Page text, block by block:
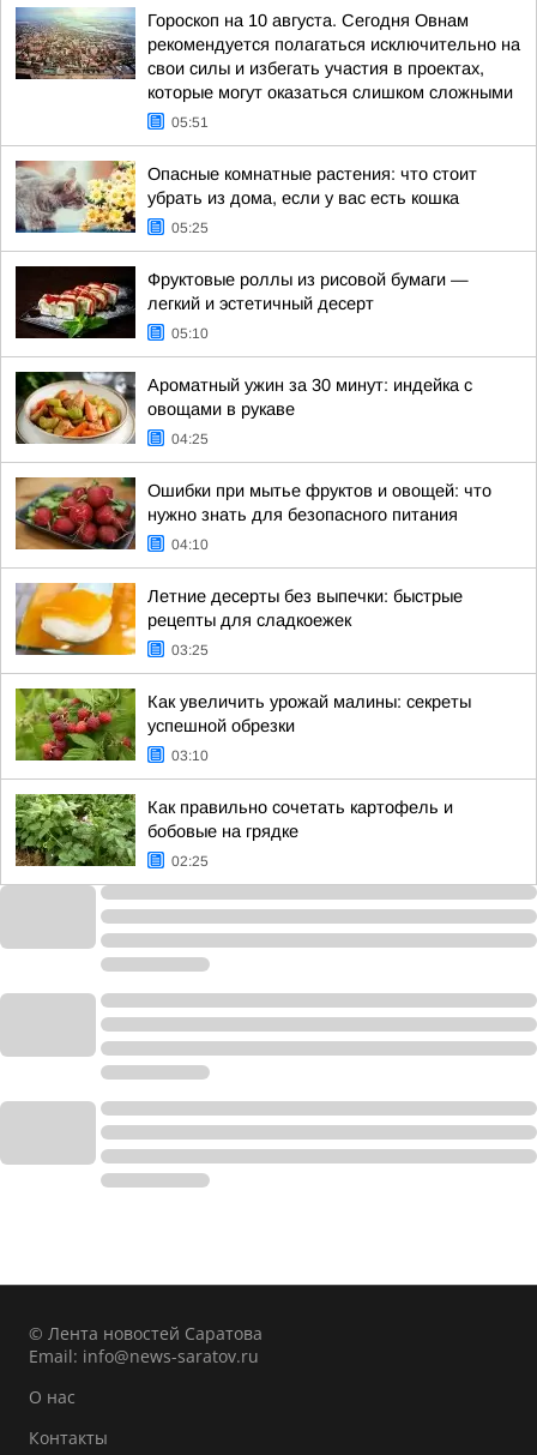
Гороскоп на 10 августа. Сегодня Овнам
рекомендуется полагаться исключительно на
свои силы и избегать участия в проектах,
которые могут оказаться слишком сложными
05:51
Опасные комнатные растения: что стоит
убрать из дома, если у вас есть кошка
05:25
Фруктовые роллы из рисовой бумаги —
легкий и эстетичный десерт
05:10
Ароматный ужин за 30 минут: индейка с
овощами в рукаве
04:25
Ошибки при мытье фруктов и овощей: что
нужно знать для безопасного питания
04:10
Летние десерты без выпечки: быстрые
рецепты для сладкоежек
03:25
Как увеличить урожай малины: секреты
успешной обрезки
03:10
Как правильно сочетать картофель и
бобовые на грядке
02:25
© Лента новостей Саратова
Email: info@news-saratov.ru
О нас
Контакты